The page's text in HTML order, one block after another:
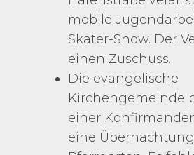
mobile
Skater-Show. Der
einen Zuschuss.
Die evangelische
Kirchengemeinde
einer
eine